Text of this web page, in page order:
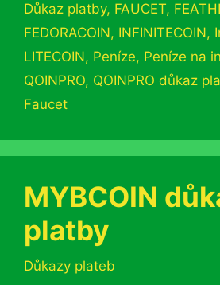
Důkaz platby, FAUCET,
FEDORACOIN, INFINITECOIN,
LITECOIN, Peníze, Peníze na
QOINPRO, QOINPRO důkaz
Faucet
MYBCOIN
platby
Rubriky
Důkazy plateb